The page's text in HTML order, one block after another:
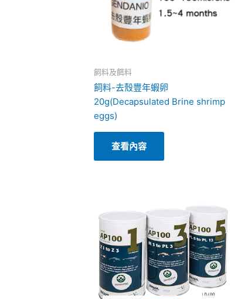
飼料及餌料
飼料-去殼豐年蝦卵
20g(Decapsulated Brine shrimp
eggs)
查看內容